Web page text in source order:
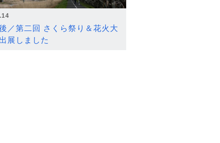
／第二回 さくら祭り＆花火大
展しました